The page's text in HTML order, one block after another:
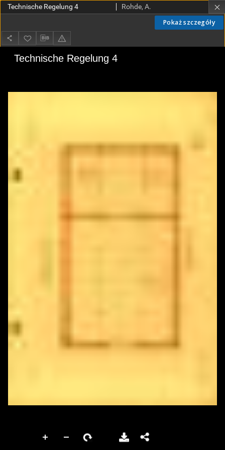
Pokaż szczegóły
Technische Regelung 4 Rohde, A.